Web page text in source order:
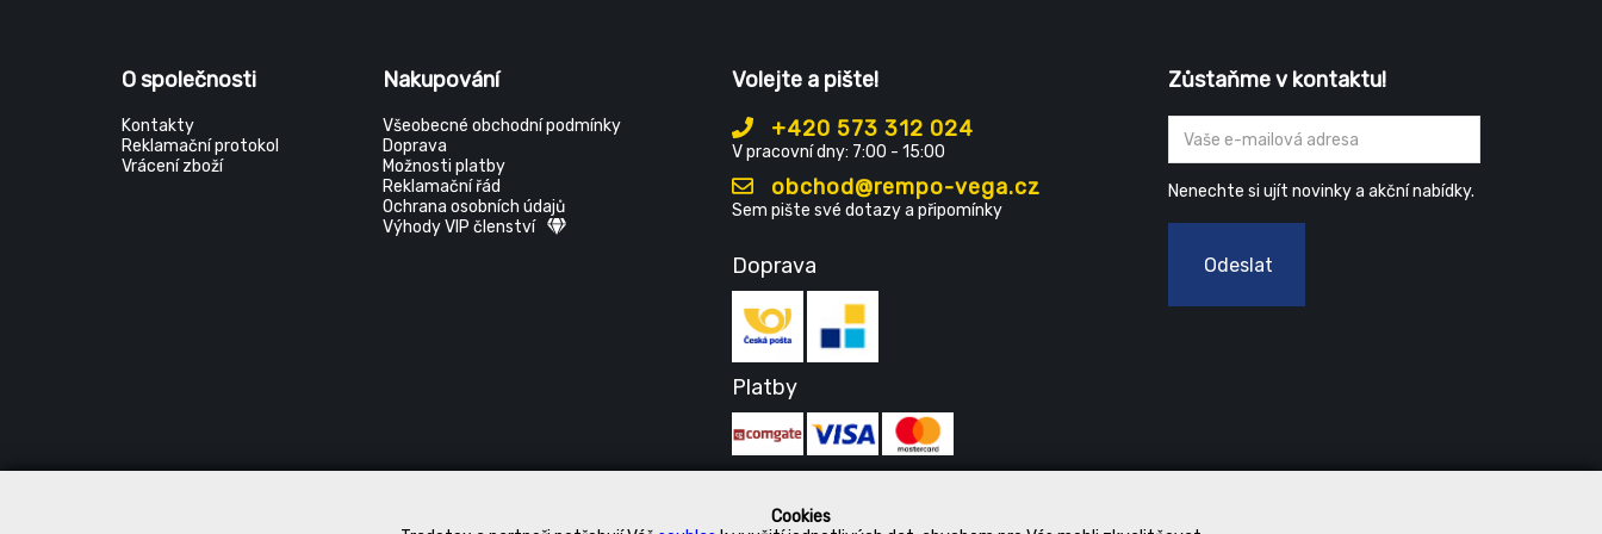
Cookies
O společnosti
Kontakty
Reklamační protokol
Vrácení zboží
Nakupování
Všeobecné obchodní podmínky
Doprava
Možnosti platby
Reklamační řád
Ochrana osobních údajů
Výhody VIP členství
Volejte a pište!
+420 573 312 024
V pracovní dny: 7:00 - 15:00
obchod@rempo-vega.cz
Sem pište své dotazy a připomínky
Doprava
Platby
Zůstaňme v kontaktu!
Nenechte si ujít novinky a akční nabídky.
Odeslat